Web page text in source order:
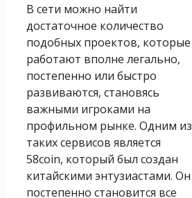
В сети можно найти
достаточное количество
подобных проектов, которые
работают вполне легально,
постепенно или быстро
развиваются, становясь
важными игроками на
профильном рынке. Одним из
таких сервисов является
58coin, который был создан
китайскими энтузиастами. Он
постепенно становится все